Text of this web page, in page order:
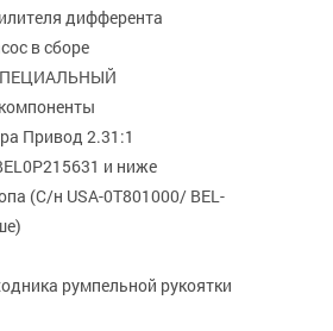
дифферента
в сборе
Привод 2.31:1
и ниже
(С/н USA-0T801000/ BEL-
румпельной рукоятки